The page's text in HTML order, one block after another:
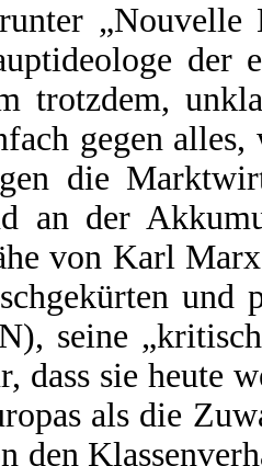
„Nouvelle
der
trotzdem,
gegen
die
an der
von Karl
und
seine
dass sie heute
als die
den